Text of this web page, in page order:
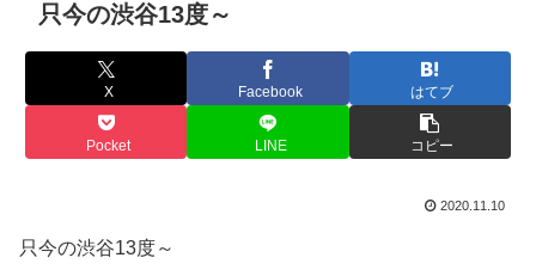
只今の渋谷13度～
X Facebook はてブ
Pocket LINE コピー
2020.11.10
只今の渋谷13度～